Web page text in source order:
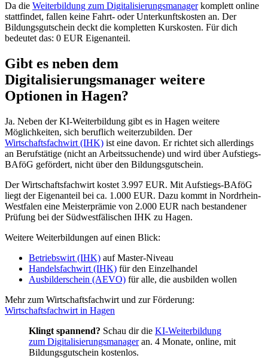
Da die Weiterbildung zum Digitalisierungsmanagerkomplett online
stattfindet, fallen keine Fahrt- oder Unterkunftskosten an. Der
Bildungsgutschein deckt die kompletten Kurskosten. Für dich
bedeutet das: 0 EUR Eigenanteil.
Gibt es neben dem
Digitalisierungsmanager weitere
Optionen in Hagen?
Ja. Neben der KI-Weiterbildung gibt es in Hagen weitere
Möglichkeiten, sich beruflich weiterzubilden. Der
Wirtschaftsfachwirt (IHK) ist eine davon. Er richtet sich allerdings
an Berufstätige (nicht an Arbeitssuchende) und wird über Aufstiegs-
BAföG gefördert, nicht über den Bildungsgutschein.
Der Wirtschaftsfachwirt kostet 3.997 EUR. Mit Aufstiegs-BAföG
liegt der Eigenanteil bei ca. 1.000 EUR. Dazu kommt in Nordrhein-
Westfalen eine Meisterprämie von 2.000 EUR nach bestandener
Prüfung bei der Südwestfälischen IHK zu Hagen.
Weitere Weiterbildungen auf einen Blick:
Betriebswirt (IHK) auf Master-Niveau
Handelsfachwirt (IHK) für den Einzelhandel
Ausbilderschein (AEVO) für alle, die ausbilden wollen
Mehr zum Wirtschaftsfachwirt und zur Förderung:
Wirtschaftsfachwirt in Hagen
Klingt spannend? Schau dir die KI-Weiterbildung
zum Digitalisierungsmanageran. 4 Monate, online, mit
Bildungsgutschein kostenlos.